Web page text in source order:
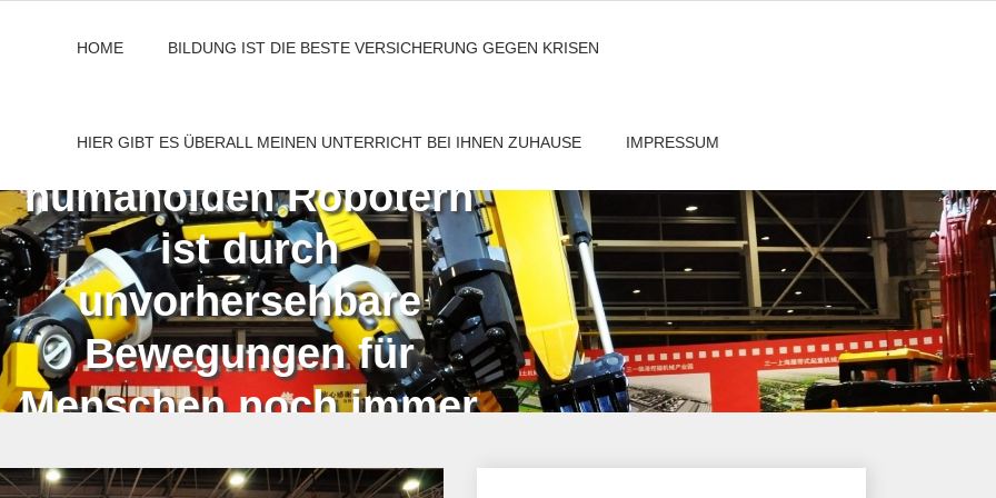
HOME BILDUNG IST DIE BESTE VERSICHERUNG GEGEN KRISEN
HIER GIBT ES ÜBERALL MEINEN UNTERRICHT BEI IHNEN ZUHAUSE IMPRESSUM
Der Umgang mit
humanoiden Robotern
ist durch
unvorhersehbare
Bewegungen für
Menschen noch immer
sehr gefährlich